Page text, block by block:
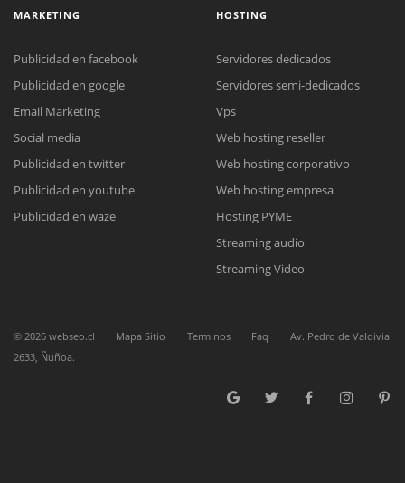
Reunión online
Nuestros ejecutivos le enviarán un correo electrónico con el enlace a
Meet para la reunión online.
Cotización
Complete el formulario y nos contactaremos a la brevedad.
Chat Online
para enviarnos un correo electrónico con sus datos personales.
MARKETING
Publicidad en facebook
Publicidad en google
Email Marketing
Social media
Publicidad en twitter
Publicidad en youtube
Publicidad en waze
HOSTING
Servidores dedicados
Servidores semi-dedicados
Vps
Web hosting reseller
Web hosting corporativo
Web hosting empresa
Hosting PYME
Streaming audio
Streaming Video
© 2026 webseo.cl Mapa Sitio Terminos Faq
Av. Pedro de Valdivia
2633, Ñuñoa.